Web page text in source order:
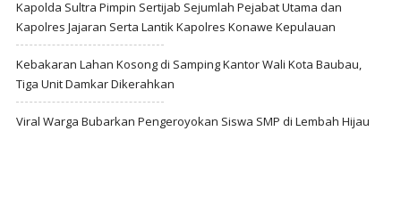
Kapolda Sultra Pimpin Sertijab Sejumlah Pejabat Utama dan
Kapolres Jajaran Serta Lantik Kapolres Konawe Kepulauan
Kebakaran Lahan Kosong di Samping Kantor Wali Kota Baubau,
Tiga Unit Damkar Dikerahkan
Viral Warga Bubarkan Pengeroyokan Siswa SMP di Lembah Hijau